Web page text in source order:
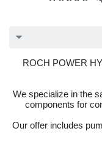
ROCH POWER
We specialize in the
components for
Our offer includes